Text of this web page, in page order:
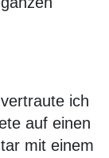
ich
auf einen
mit einem